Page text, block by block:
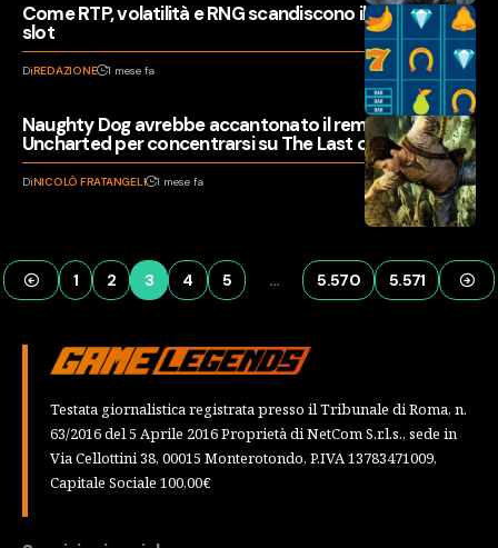
Come RTP, volatilità e RNG scandiscono il ritmo delle
slot
DiREDAZIONE 1 mese fa
Naughty Dog avrebbe accantonato il remake di
Uncharted per concentrarsi su The Last of Us
DiNICOLÒ FRATANGELI 1 mese fa
1 2 3 4 5 … 5.570 5.571
Testata giornalistica registrata presso il Tribunale di Roma, n.
63/2016 del 5 Aprile 2016 Proprietà di NetCom S.r.l.s., sede in
Via Cellottini 38, 00015 Monterotondo, P.IVA 13783471009,
Capitale Sociale 100,00€